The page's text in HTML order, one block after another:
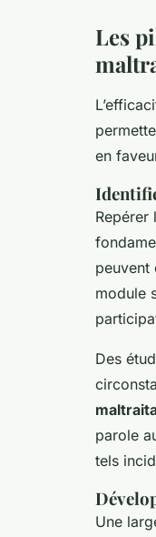
Les
en
Repérer
peuvent
module
Des
parole
tels
Une